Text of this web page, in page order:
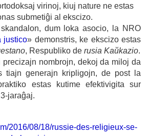
virinoj, kiuj nature ne estas
submetiĝi al ekscizo.
dum loka asocio, la NRO
justico» demonstris, ke ekscizo estas
, Respubliko de rusia Kaŭkazio.
precizajn nombrojn, dekoj da miloj da
tiajn generajn kripligojn, de post la
estas kutime efektivigita sur
jaraĝaj.
2016/08/18/russie-des-religieux-se-